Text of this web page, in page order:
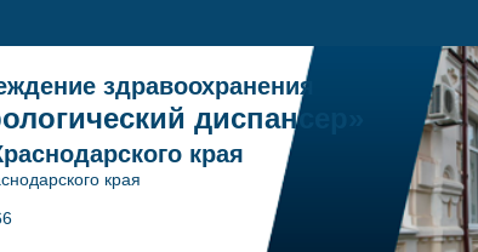
здравоохранения
диспансер»
края
края